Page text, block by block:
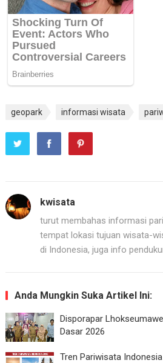
geopark informasi wisata
kwisata
turut membahas informasi
tempat lokasi tujuan wisata-
di Indonesia, juga info
Anda Mungkin Suka Artikel Ini:
Disporapar
Dasar 2026
Tren Pariwisata